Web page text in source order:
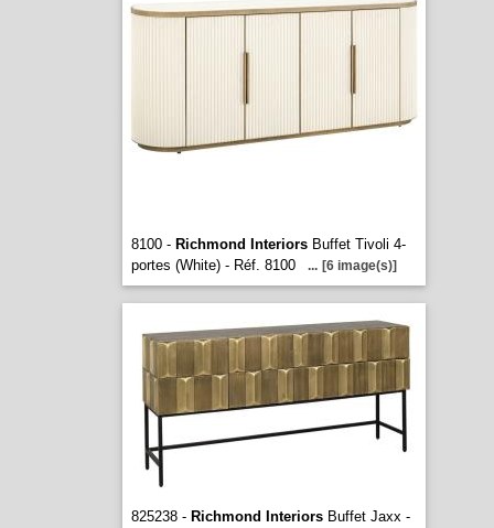
8100 - Richmond InteriorsBuffet Tivoli 4-
portes (White) - Réf. 8100
... [6 image(s)]
825238 - Richmond InteriorsBuffet Jaxx -